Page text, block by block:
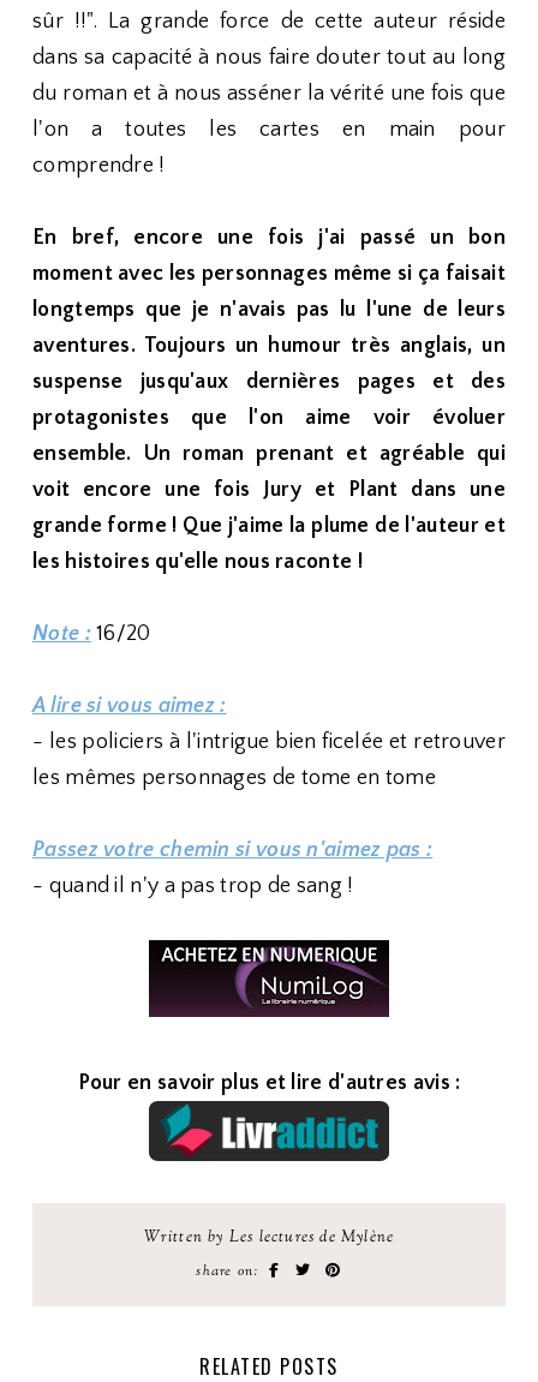
sûr !!". La grande force de cette auteur réside
dans sa capacité à nous faire douter tout au long
du roman et à nous asséner la vérité une fois que
l'on a toutes les cartes en main pour
comprendre !
En bref, encore une fois j'ai passé un bon
moment avec les personnages même si ça faisait
longtemps que je n'avais pas lu l'une de leurs
aventures. Toujours un humour très anglais, un
suspense jusqu'aux dernières pages et des
protagonistes que l'on aime voir évoluer
ensemble. Un roman prenant et agréable qui
voit encore une fois Jury et Plant dans une
grande forme ! Que j'aime la plume de l'auteur et
les histoires qu'elle nous raconte !
Note : 16/20
A lire si vous aimez :
- les policiers à l'intrigue bien ficelée et retrouver
les mêmes personnages de tome en tome
Passez votre chemin si vous n'aimez pas :
- quand il n'y a pas trop de sang !
Pour en savoir plus et lire d'autres avis :
Written by Les lectures de Mylène
share on:
RELATED POSTS